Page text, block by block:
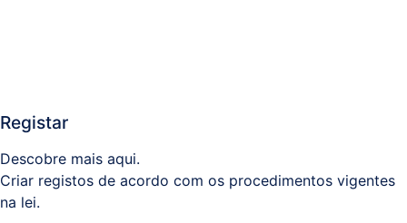
Registar
Descobre mais aqui.
Criar registos de acordo com os procedimentos vigentes
na lei.